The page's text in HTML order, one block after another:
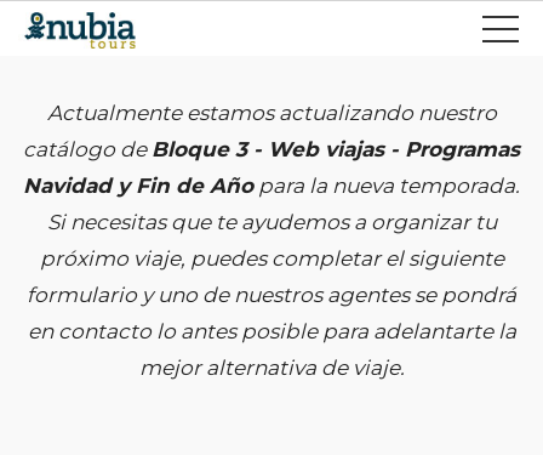
Actualmente estamos actualizando nuestro
catálogo de Bloque 3 - Web viajas - Programas
Navidad y Fin de Añopara la nueva temporada.
Si necesitas que te ayudemos a organizar tu
próximo viaje, puedes completar el siguiente
formulario y uno de nuestros agentes se pondrá
en contacto lo antes posible para adelantarte la
mejor alternativa de viaje.